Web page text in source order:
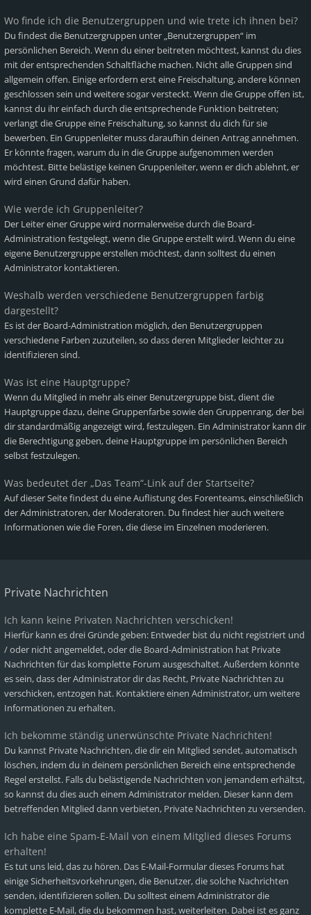
Wo finde ich die Benutzergruppen und wie trete ich ihnen bei?
Du findest die Benutzergruppen unter „Benutzergruppen“ im
persönlichen Bereich. Wenn du einer beitreten möchtest, kannst du dies
mit der entsprechenden Schaltfläche machen. Nicht alle Gruppen sind
allgemein offen. Einige erfordern erst eine Freischaltung, andere können
geschlossen sein und weitere sogar versteckt. Wenn die Gruppe offen ist,
kannst du ihr einfach durch die entsprechende Funktion beitreten;
verlangt die Gruppe eine Freischaltung, so kannst du dich für sie
bewerben. Ein Gruppenleiter muss daraufhin deinen Antrag annehmen.
Er könnte fragen, warum du in die Gruppe aufgenommen werden
möchtest. Bitte belästige keinen Gruppenleiter, wenn er dich ablehnt, er
wird einen Grund dafür haben.
Wie werde ich Gruppenleiter?
Der Leiter einer Gruppe wird normalerweise durch die Board-
Administration festgelegt, wenn die Gruppe erstellt wird. Wenn du eine
eigene Benutzergruppe erstellen möchtest, dann solltest du einen
Administrator kontaktieren.
Weshalb werden verschiedene Benutzergruppen farbig
dargestellt?
Es ist der Board-Administration möglich, den Benutzergruppen
verschiedene Farben zuzuteilen, so dass deren Mitglieder leichter zu
identifizieren sind.
Was ist eine Hauptgruppe?
Wenn du Mitglied in mehr als einer Benutzergruppe bist, dient die
Hauptgruppe dazu, deine Gruppenfarbe sowie den Gruppenrang, der bei
dir standardmäßig angezeigt wird, festzulegen. Ein Administrator kann dir
die Berechtigung geben, deine Hauptgruppe im persönlichen Bereich
selbst festzulegen.
Was bedeutet der „Das Team“-Link auf der Startseite?
Auf dieser Seite findest du eine Auflistung des Forenteams, einschließlich
der Administratoren, der Moderatoren. Du findest hier auch weitere
Informationen wie die Foren, die diese im Einzelnen moderieren.
Private Nachrichten
Ich kann keine Privaten Nachrichten verschicken!
Hierfür kann es drei Gründe geben: Entweder bist du nicht registriert und
/ oder nicht angemeldet, oder die Board-Administration hat Private
Nachrichten für das komplette Forum ausgeschaltet. Außerdem könnte
es sein, dass der Administrator dir das Recht, Private Nachrichten zu
verschicken, entzogen hat. Kontaktiere einen Administrator, um weitere
Informationen zu erhalten.
Ich bekomme ständig unerwünschte Private Nachrichten!
Du kannst Private Nachrichten, die dir ein Mitglied sendet, automatisch
löschen, indem du in deinem persönlichen Bereich eine entsprechende
Regel erstellst. Falls du belästigende Nachrichten von jemandem erhältst,
so kannst du dies auch einem Administrator melden. Dieser kann dem
betreffenden Mitglied dann verbieten, Private Nachrichten zu versenden.
Ich habe eine Spam-E-Mail von einem Mitglied dieses Forums
erhalten!
Es tut uns leid, das zu hören. Das E-Mail-Formular dieses Forums hat
einige Sicherheitsvorkehrungen, die Benutzer, die solche Nachrichten
senden, identifizieren sollen. Du solltest einem Administrator die
komplette E-Mail, die du bekommen hast, weiterleiten. Dabei ist es ganz